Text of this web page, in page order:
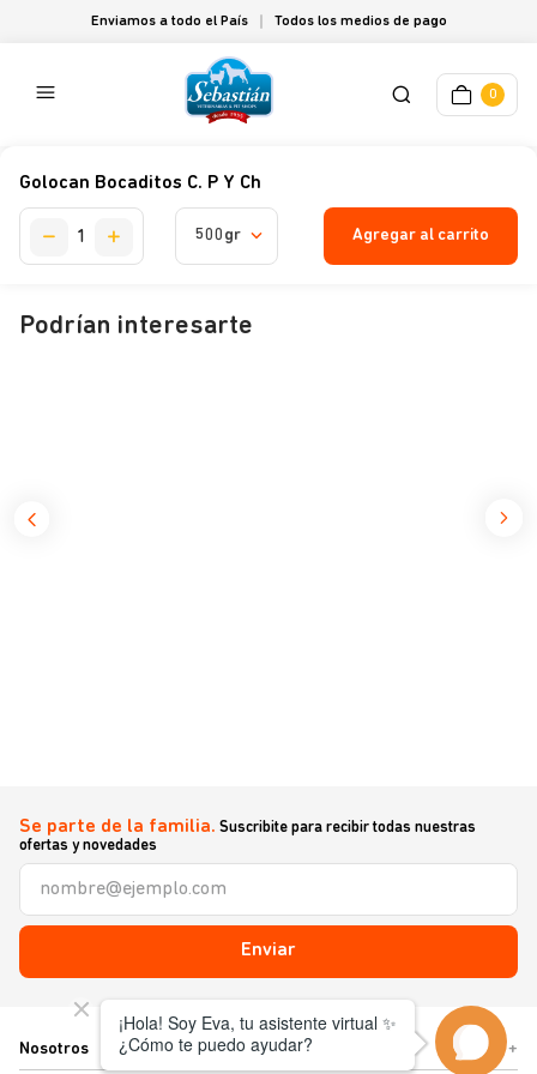
Enviamos a todo el País Todos los medios de pago
0
Golocan Bocaditos C. P Y Ch
500gr Agregar al carrito
Podrían interesarte
Se parte de la familia. Suscribite para recibir todas nuestras
ofertas y novedades
Enviar
Nosotros +